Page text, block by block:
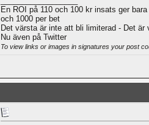
En ROI på 110 och 100 kr insats ger
och 1000 per bet
Det värsta är inte att bli limiterad - Det är
Nu även på Twitter
To view links or images in signatures your post